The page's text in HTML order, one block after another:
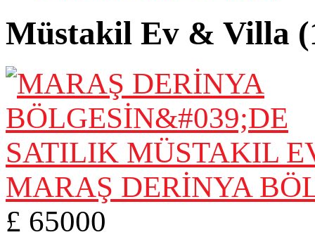
Müstakil Ev & Villa
MARAŞ DERİNYA
£ 65000